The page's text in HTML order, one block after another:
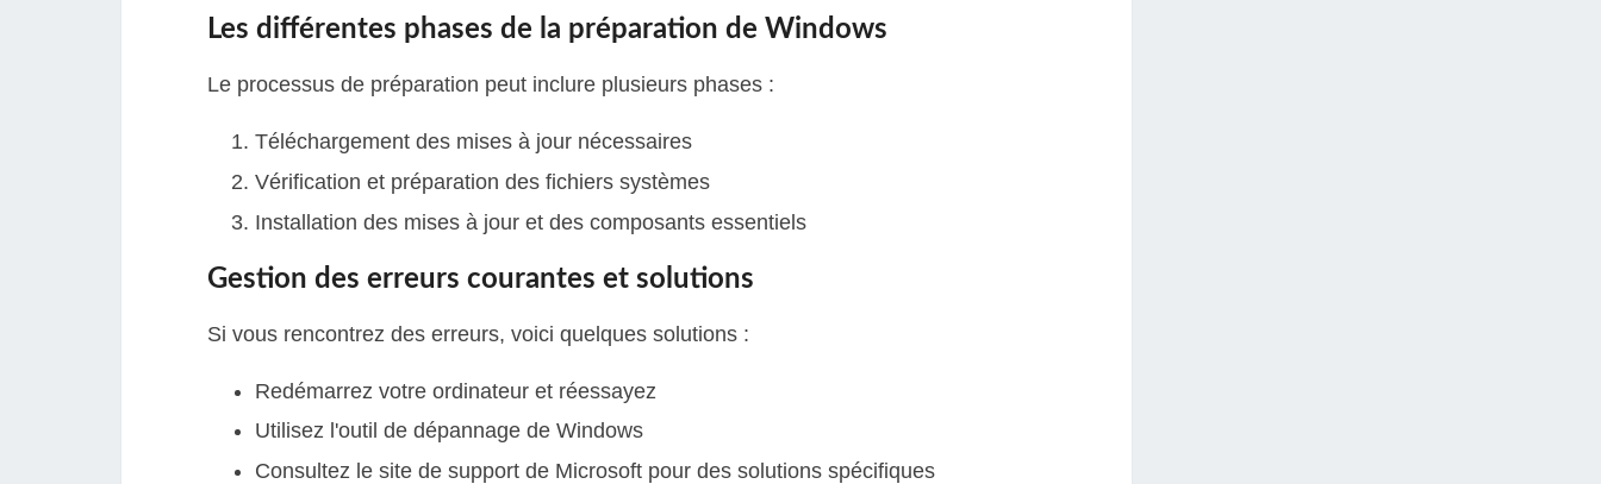
Les différentes phases de la préparation de Windows
Le processus de préparation peut inclure plusieurs phases :
Téléchargement des mises à jour nécessaires
Vérification et préparation des fichiers systèmes
Installation des mises à jour et des composants essentiels
Gestion des erreurs courantes et solutions
Si vous rencontrez des erreurs, voici quelques solutions :
Redémarrez votre ordinateur et réessayez
Utilisez l'outil de dépannage de Windows
Consultez le site de support de Microsoft pour des solutions spécifiques